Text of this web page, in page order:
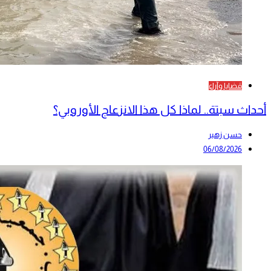
قضايا وآراء
أحداث سبتة.. لماذا كل هذا الانزعاج الأوروبي؟
حسن زهير
06/08/2026